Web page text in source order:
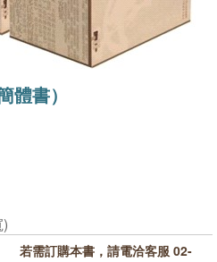
體書）
若需訂購本書，請電洽客服 02-